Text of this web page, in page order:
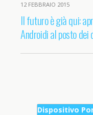
12 FEBBRAIO 2015
Il futuro è già qui:
Androidi al posto dei
Dispositivo